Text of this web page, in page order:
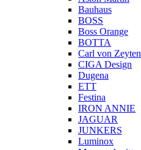
Bauhaus
BOSS
Boss Orange
BOTTA
Carl von Zeyten
CIGA Design
Dugena
ETT
Festina
IRON ANNIE
JAGUAR
JUNKERS
Luminox